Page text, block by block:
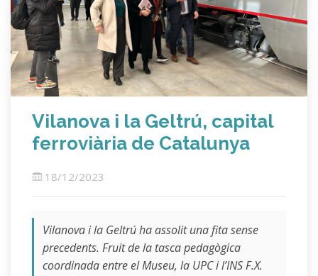
Vilanova i la Geltrú, capital
ferroviària de Catalunya
18/12/2023
Vilanova i la Geltrú ha assolit una fita sense
precedents. Fruit de la tasca pedagògica
coordinada entre el Museu, la UPC i l’INS F.X.